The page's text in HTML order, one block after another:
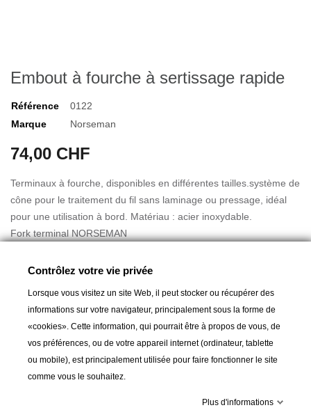
Embout à fourche à sertissage rapide
Référence
0122
Marque
Norseman
74,00 CHF
Terminaux à fourche, disponibles en différentes tailles.système de
cône pour le traitement du fil sans laminage ou pressage, idéal
pour une utilisation à bord. Matériau : acier inoxydable.
Fork terminal NORSEMAN
A partir de :35,00 CHF
Ajouter au panier
Contrôlez votre vie privée
Lorsque vous visitez un site Web, il peut stocker ou récupérer des
informations sur votre navigateur, principalement sous la forme de
«cookies». Cette information, qui pourrait être à propos de vous, de
vos préférences, ou de votre appareil internet (ordinateur, tablette
ou mobile), est principalement utilisée pour faire fonctionner le site
comme vous le souhaitez.
Plus d'informations